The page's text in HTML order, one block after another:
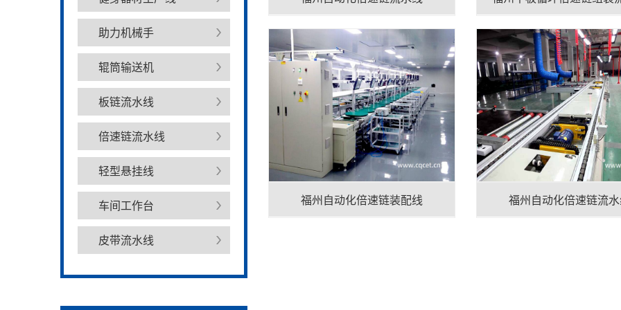
助力机械手
辊筒输送机
板链流水线
倍速链流水线
轻型悬挂线
车间工作台
皮带流水线
福州自动化倍速链装配线 福州自动化倍速链流